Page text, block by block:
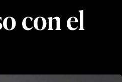
con el